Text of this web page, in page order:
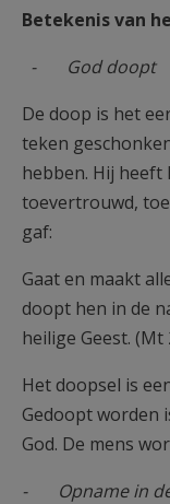
MIJN
Betekenis van
- God doopt
De doop is het
teken
hebben. Hij heeft
toevertrouwd,
gaf:
Gaat en maakt
doopt hen in de
heilige Geest. (Mt
Het doopsel is
Gedoopt worden
God. De mens
- Opname in